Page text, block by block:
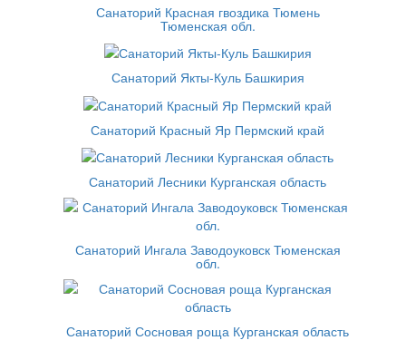
Санаторий Красная гвоздика Тюмень
Тюменская обл.
Санаторий Якты-Куль Башкирия
Санаторий Красный Яр Пермский край
Санаторий Лесники Курганская область
Санаторий Ингала Заводоуковск Тюменская
обл.
Санаторий Сосновая роща Курганская область